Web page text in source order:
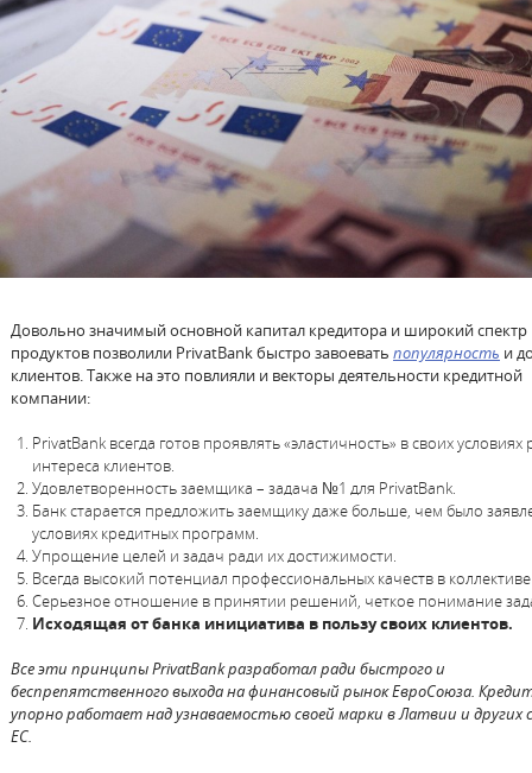
Довольно значимый основной капитал кредитора и широкий спектр
продуктов позволили PrivatBank быстро завоевать популярность и
клиентов. Также на это повлияли и векторы деятельности кредитной
компании:
PrivatBank всегда готов проявлять «эластичность» в своих условиях
интереса клиентов.
Удовлетворенность заемщика – задача №1 для PrivatBank.
Банк старается предложить заемщику даже больше, чем было
условиях кредитных программ.
Упрощение целей и задач ради их достижимости.
Всегда высокий потенциал профессиональных качеств в
Серьезное отношение в принятии решений, четкое понимание
Исходящая от банка инициатива в пользу своих клиентов.
Все эти принципы PrivatBank разработал ради быстрого и
беспрепятственного выхода на финансовый рынок ЕвроСоюза.
упорно работает над узнаваемостью своей марки в Латвии и других
ЕС.